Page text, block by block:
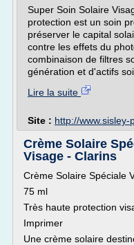
Super Soin Solaire
protection est un soin
préserver le capital
contre les effets du
combinaison de filtres
génération et d'actifs
Lire la suite
Site : http://www.sisley-
Crème Solaire
Visage - Clarins
Crème Solaire Spéciale
75 ml
Très haute protection
Imprimer
Une crème solaire